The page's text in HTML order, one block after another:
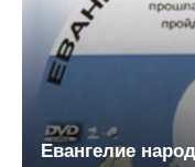
Евангелие